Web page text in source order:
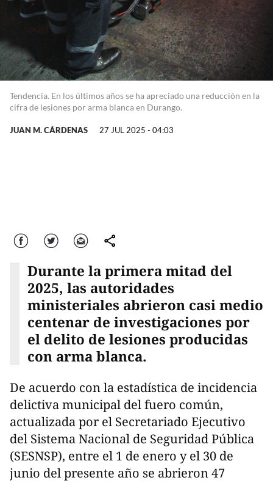
Tendencia. En los últimos años se ha apreciado una reducción en la
cifra de lesiones por arma blanca en Durango.
JUAN M. CÁRDENAS 27 JUL 2025 - 04:03
Facebook Twitter Correo comparte
Durante la primera mitad del
2025, las autoridades
ministeriales abrieron casi medio
centenar de investigaciones por
el delito de lesiones producidas
con arma blanca.
De acuerdo con la estadística de incidencia
delictiva municipal del fuero común,
actualizada por el Secretariado Ejecutivo
del Sistema Nacional de Seguridad Pública
(SESNSP), entre el 1 de enero y el 30 de
junio del presente año se abrieron 47